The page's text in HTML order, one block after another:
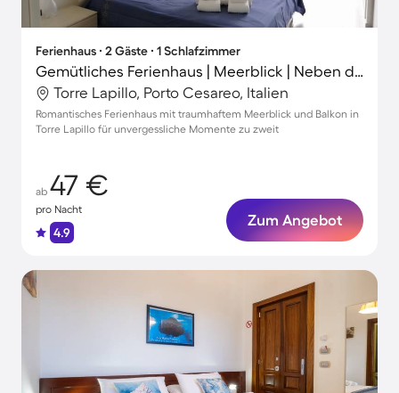
Ferienhaus ∙ 2 Gäste ∙ 1 Schlafzimmer
Gemütliches Ferienhaus | Meerblick | Neben dem Strand
Torre Lapillo, Porto Cesareo, Italien
Romantisches Ferienhaus mit traumhaftem Meerblick und Balkon in
Torre Lapillo für unvergessliche Momente zu zweit
ab 47 €
pro Nacht
4.9
Zum Angebot